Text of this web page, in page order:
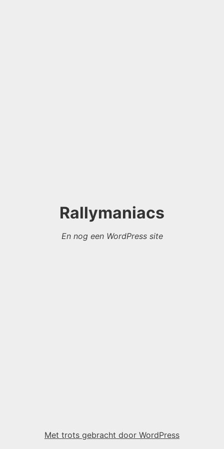
Rallymaniacs
En nog een WordPress site
Met trots gebracht door WordPress